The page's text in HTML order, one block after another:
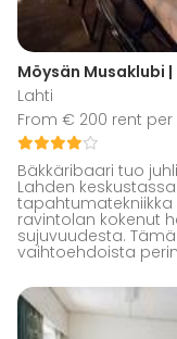
Möysän Musaklubi
Lahti
From € 200 rent
Bäkkäribaari tuo
Lahden
ravintolan kokenut
sujuvuudesta.
vaihtoehdoista